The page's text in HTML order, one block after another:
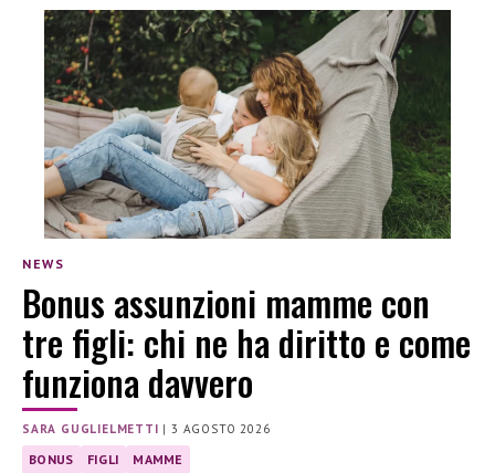
NEWS
Bonus assunzioni mamme con
tre figli: chi ne ha diritto e come
funziona davvero
SARA GUGLIELMETTI |3 AGOSTO 2026
BONUS FIGLI MAMME